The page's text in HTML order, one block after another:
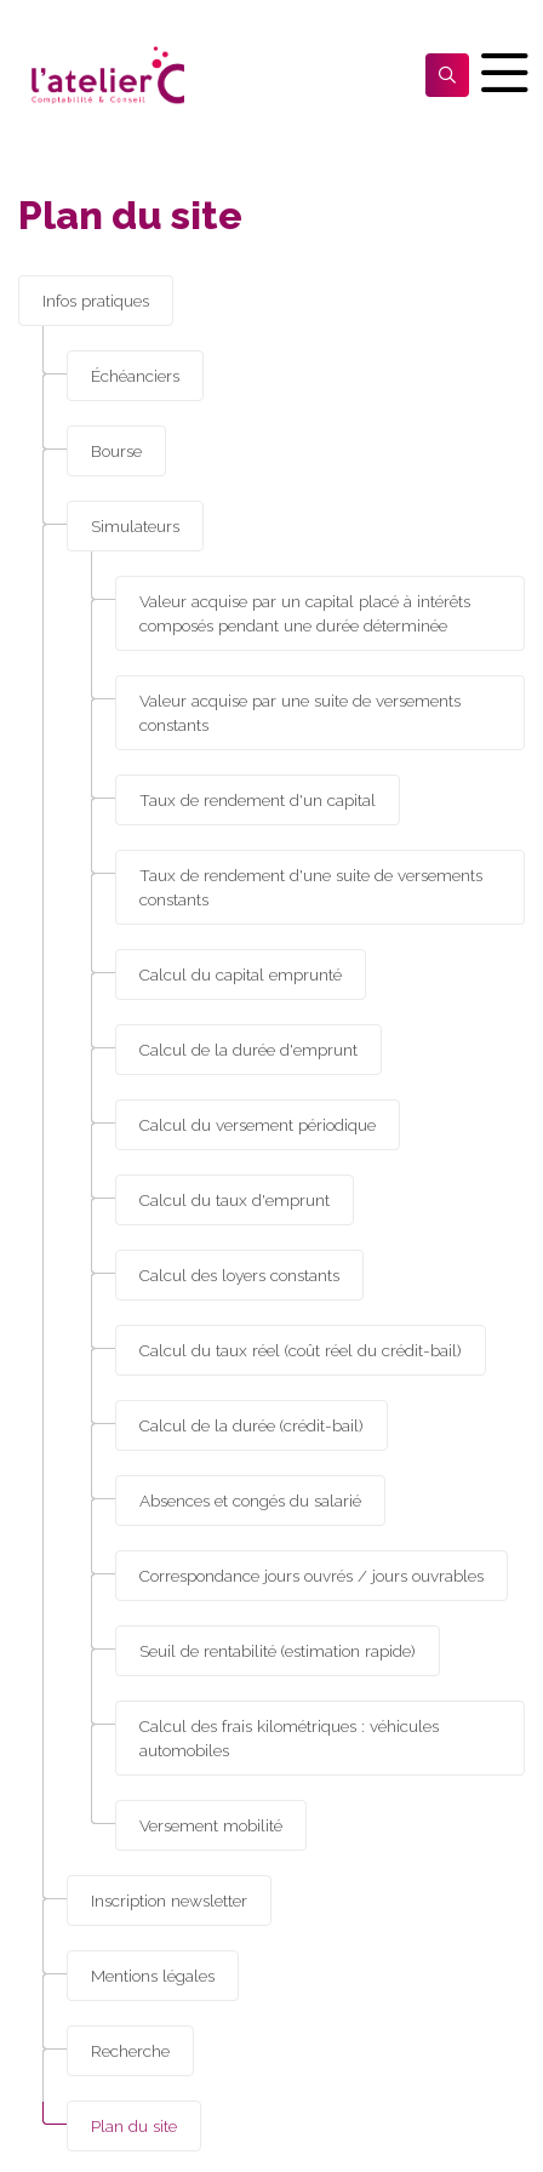
Plan du site
Infos pratiques
Échéanciers
Bourse
Simulateurs
Valeur acquise par un capital placé à intérêts
composés pendant une durée déterminée
Valeur acquise par une suite de versements
constants
Taux de rendement d'un capital
Taux de rendement d'une suite de versements
constants
Calcul du capital emprunté
Calcul de la durée d'emprunt
Calcul du versement périodique
Calcul du taux d'emprunt
Calcul des loyers constants
Calcul du taux réel (coût réel du crédit-bail)
Calcul de la durée (crédit-bail)
Absences et congés du salarié
Correspondance jours ouvrés / jours ouvrables
Seuil de rentabilité (estimation rapide)
Calcul des frais kilométriques : véhicules
automobiles
Versement mobilité
Inscription newsletter
Mentions légales
Recherche
Plan du site